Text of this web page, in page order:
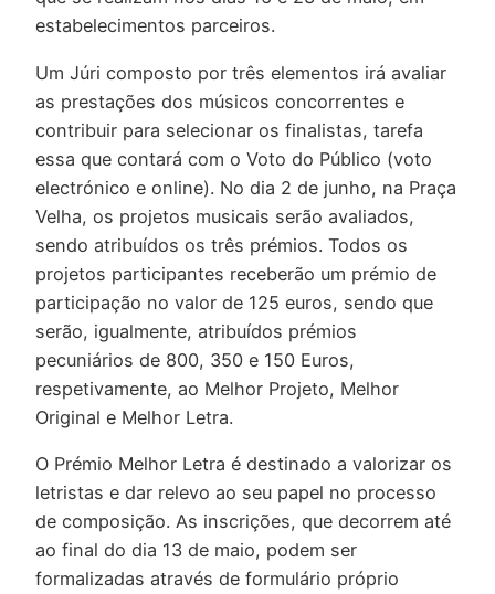
estabelecimentos parceiros.
Um Júri composto por três elementos irá avaliar
as prestações dos músicos concorrentes e
contribuir para selecionar os finalistas, tarefa
essa que contará com o Voto do Público (voto
electrónico e online). No dia 2 de junho, na Praça
Velha, os projetos musicais serão avaliados,
sendo atribuídos os três prémios. Todos os
projetos participantes receberão um prémio de
participação no valor de 125 euros, sendo que
serão, igualmente, atribuídos prémios
pecuniários de 800, 350 e 150 Euros,
respetivamente, ao Melhor Projeto, Melhor
Original e Melhor Letra.
O Prémio Melhor Letra é destinado a valorizar os
letristas e dar relevo ao seu papel no processo
de composição. As inscrições, que decorrem até
ao final do dia 13 de maio, podem ser
formalizadas através de formulário próprio